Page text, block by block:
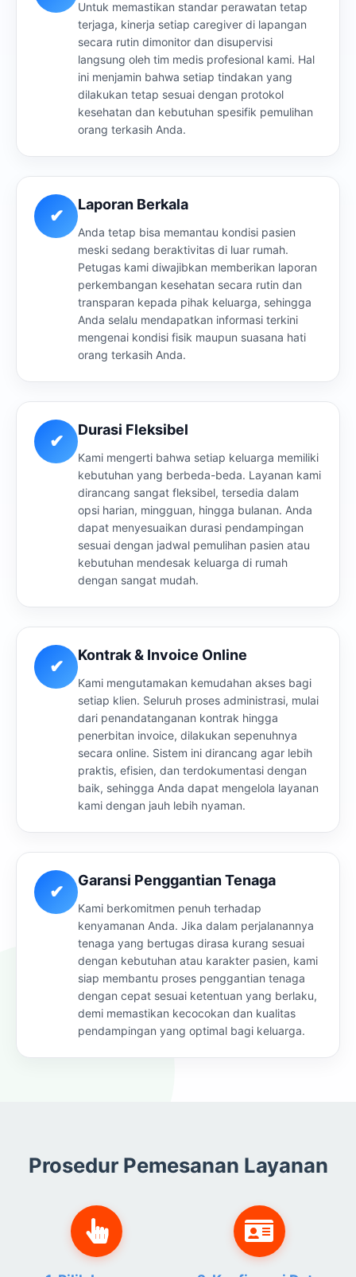
Untuk memastikan standar perawatan tetap
terjaga, kinerja setiap caregiver di lapangan
secara rutin dimonitor dan disupervisi
langsung oleh tim medis profesional kami. Hal
ini menjamin bahwa setiap tindakan yang
dilakukan tetap sesuai dengan protokol
kesehatan dan kebutuhan spesifik pemulihan
orang terkasih Anda.
✔
Laporan Berkala
Anda tetap bisa memantau kondisi pasien
meski sedang beraktivitas di luar rumah.
Petugas kami diwajibkan memberikan laporan
perkembangan kesehatan secara rutin dan
transparan kepada pihak keluarga, sehingga
Anda selalu mendapatkan informasi terkini
mengenai kondisi fisik maupun suasana hati
orang terkasih Anda.
✔
Durasi Fleksibel
Kami mengerti bahwa setiap keluarga memiliki
kebutuhan yang berbeda-beda. Layanan kami
dirancang sangat fleksibel, tersedia dalam
opsi harian, mingguan, hingga bulanan. Anda
dapat menyesuaikan durasi pendampingan
sesuai dengan jadwal pemulihan pasien atau
kebutuhan mendesak keluarga di rumah
dengan sangat mudah.
✔
Kontrak & Invoice Online
Kami mengutamakan kemudahan akses bagi
setiap klien. Seluruh proses administrasi, mulai
dari penandatanganan kontrak hingga
penerbitan invoice, dilakukan sepenuhnya
secara online. Sistem ini dirancang agar lebih
praktis, efisien, dan terdokumentasi dengan
baik, sehingga Anda dapat mengelola layanan
kami dengan jauh lebih nyaman.
✔
Garansi Penggantian Tenaga
Kami berkomitmen penuh terhadap
kenyamanan Anda. Jika dalam perjalanannya
tenaga yang bertugas dirasa kurang sesuai
dengan kebutuhan atau karakter pasien, kami
siap membantu proses penggantian tenaga
dengan cepat sesuai ketentuan yang berlaku,
demi memastikan kecocokan dan kualitas
pendampingan yang optimal bagi keluarga.
Prosedur Pemesanan Layanan